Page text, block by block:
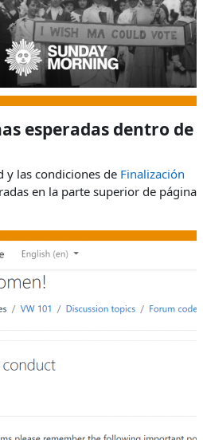
esperadas dentro de
y las condiciones de Finalización
en la parte superior de página